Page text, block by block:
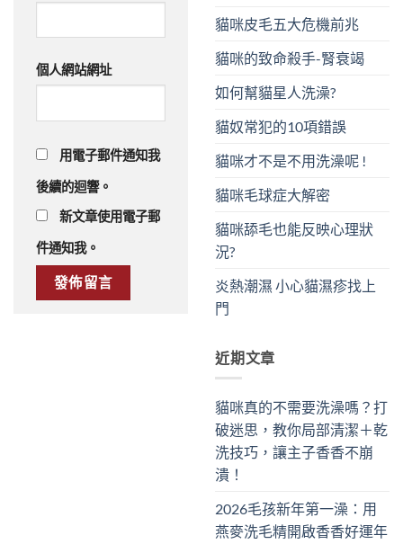
個人網站網址
用電子郵件通知我
後續的迴響。
新文章使用電子郵
件通知我。
貓咪皮毛五大危機前兆
貓咪的致命殺手-腎衰竭
如何幫貓星人洗澡?
貓奴常犯的10項錯誤
貓咪才不是不用洗澡呢 !
貓咪毛球症大解密
貓咪舔毛也能反映心理狀
況?
炎熱潮濕 小心貓濕疹找上
門
近期文章
貓咪真的不需要洗澡嗎？打
破迷思，教你局部清潔＋乾
洗技巧，讓主子香香不崩
潰！
2026毛孩新年第一澡：用
燕麥洗毛精開啟香香好運年